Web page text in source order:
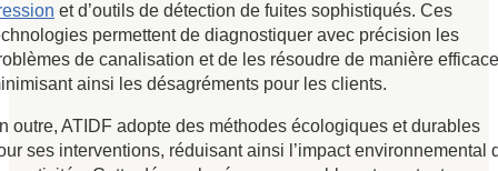
et d’outils de détection de fuites sophistiqués. Ces
permettent de diagnostiquer avec précision les
de canalisation et de les résoudre de manière
ainsi les désagréments pour les clients.
outre, ATIDF adopte des méthodes écologiques et durables
ses interventions, réduisant ainsi l’impact environnemental